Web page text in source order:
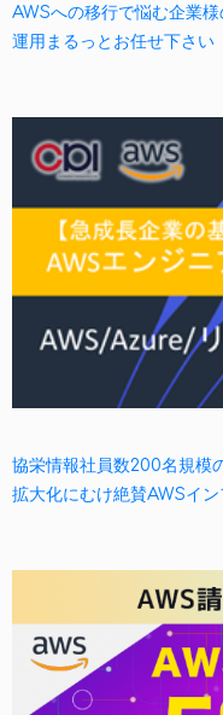
AWSへの移行で悩む企業
運用まるっとお任せ下さい
協栄情報社員数200名規模
拡大化にむけ絶賛AWSイ